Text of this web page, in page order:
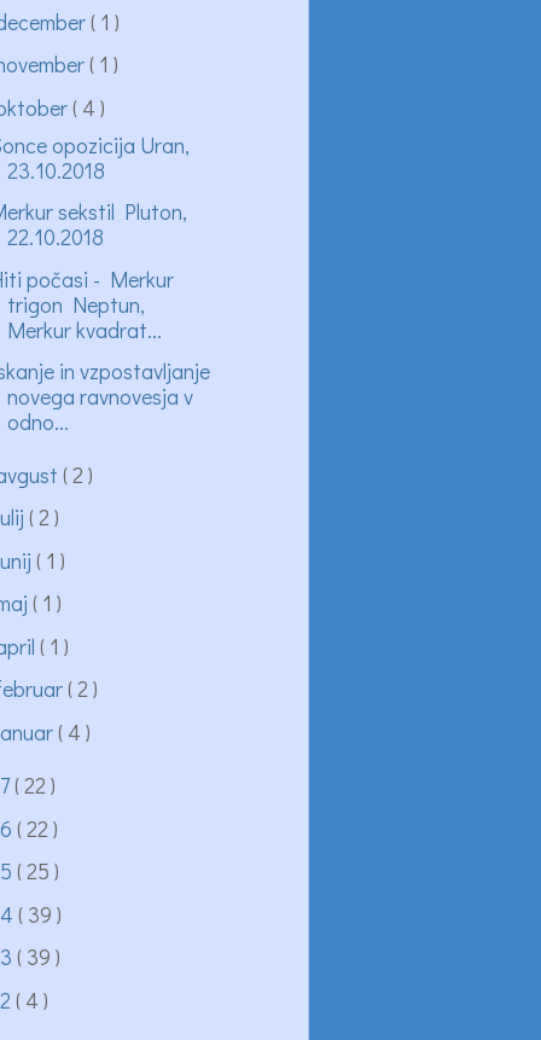
( 1 )
( 1 )
( 4 )
opozicija Uran,
23.10.2018
sekstil Pluton,
22.10.2018
počasi - Merkur
trigon Neptun,
Merkur kvadrat...
in vzpostavljanje
novega ravnovesja v
odno...
( 2 )
( 2 )
( 1 )
( 1 )
( 1 )
( 2 )
( 4 )
( 22 )
( 22 )
( 25 )
( 39 )
( 39 )
( 4 )